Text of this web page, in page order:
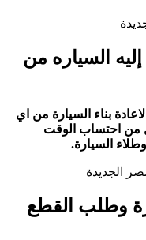
السياره من
بناء السيارة من اي
من احتساب الوقت
السيارة.
وطلب القطع